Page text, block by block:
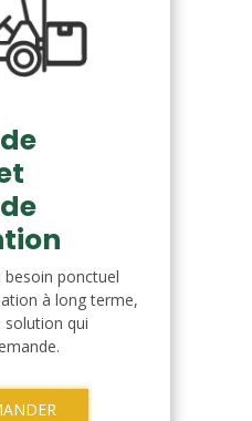
besoin ponctuel
à long terme,
qui